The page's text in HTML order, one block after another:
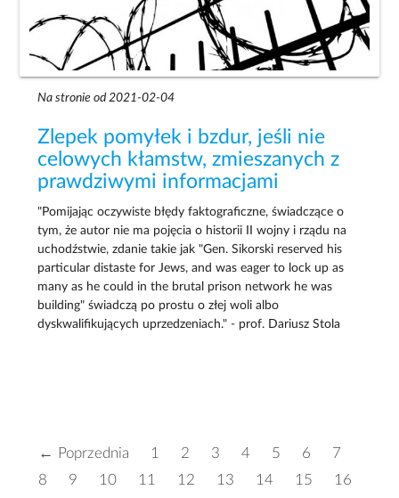
Na stronie od 2021-02-04
Zlepek pomyłek i bzdur, jeśli nie
celowych kłamstw, zmieszanych z
prawdziwymi informacjami
"Pomijając oczywiste błędy faktograficzne, świadczące o
tym, że autor nie ma pojęcia o historii II wojny i rządu na
uchodźstwie, zdanie takie jak "Gen. Sikorski reserved his
particular distaste for Jews, and was eager to lock up as
many as he could in the brutal prison network he was
building" świadczą po prostu o złej woli albo
dyskwalifikujących uprzedzeniach." - prof. Dariusz Stola
← Poprzednia 1 2 3 4 5 6
7
8
9 10 11 12 13 14 15
16